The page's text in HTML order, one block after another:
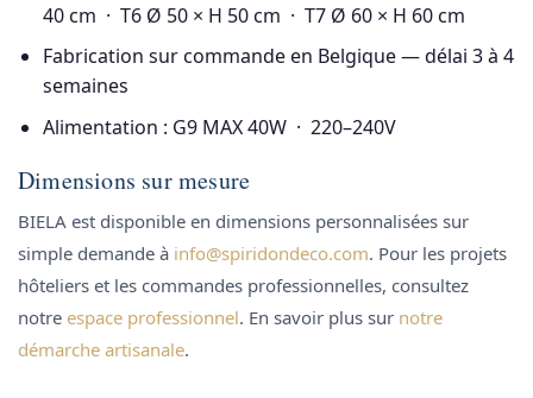
40 cm · T6 Ø 50 × H 50 cm · T7 Ø 60 × H 60 cm
Fabrication sur commande en Belgique — délai 3 à 4
semaines
Alimentation : G9 MAX 40W · 220–240V
Dimensions sur mesure
BIELA est disponible en dimensions personnalisées sur
simple demande à info@spiridondeco.com. Pour les projets
hôteliers et les commandes professionnelles, consultez
notre espace professionnel. En savoir plus sur notre
démarche artisanale.